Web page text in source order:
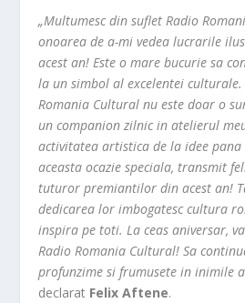
„Multumesc din suflet Radio
onoarea de a-mi vedea lucrarile
acest an! Este o mare bucurie sa
la un simbol al excelentei
Romania Cultural nu este doar o
un companion zilnic in atelierul
activitatea artistica de la idee pana
aceasta ocazie speciala, transmit
tuturor premiantilor din acest an!
dedicarea lor imbogatesc cultura
inspira pe toti. La ceas aniversar,
Radio Romania Cultural! Sa
profunzime si frumusete in inimile
declarat Felix Aftene.